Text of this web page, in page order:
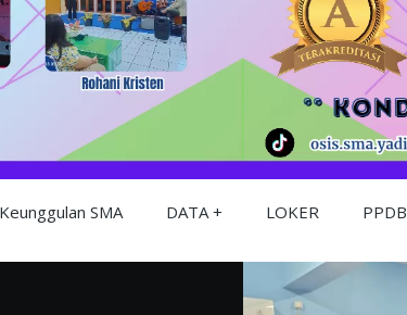
Keunggulan SMA DATA LOKER PPDB